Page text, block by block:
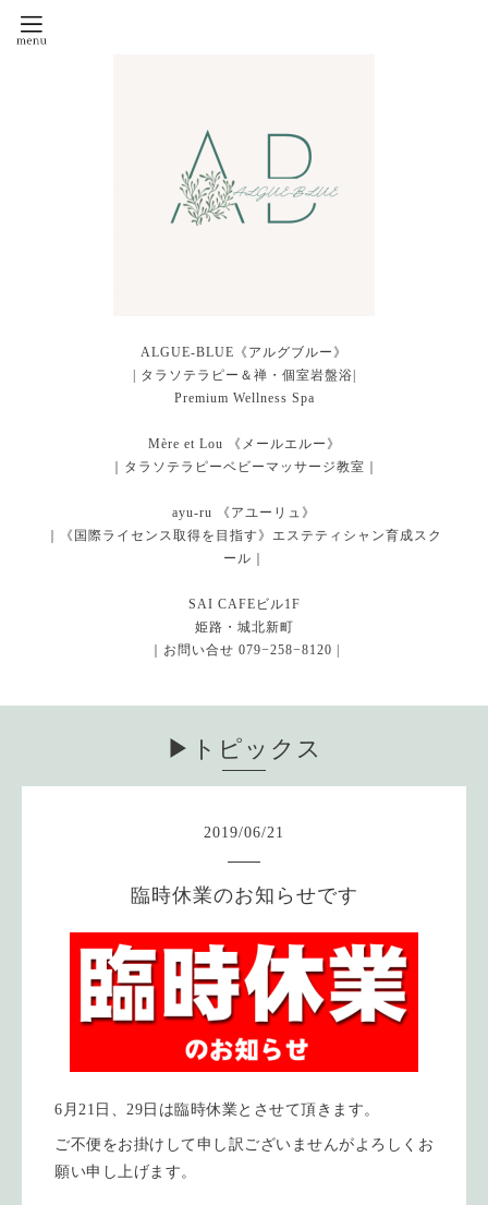
ALGUE-BLUE《アルグブルー》
| タラソテラピー＆禅・個室岩盤浴|
Premium Wellness Spa
Mère et Lou 《メールエルー》
｜タラソテラピーベビーマッサージ教室｜
ayu-ru 《アユーリュ》
｜《国際ライセンス取得を目指す》エステティシャン育成スク
ール｜
SAI CAFEビル1F
姫路・城北新町
｜お問い合せ 079−258−8120 |
▶︎トピックス
2019/06/21
臨時休業のお知らせです
6月21日、29日は臨時休業とさせて頂きます。
ご不便をお掛けして申し訳ございませんがよろしくお
願い申し上げます。